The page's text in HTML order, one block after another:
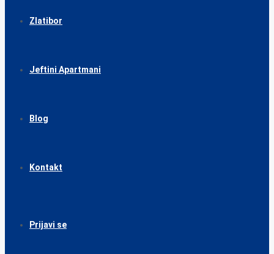
Zlatibor
Jeftini Apartmani
Blog
Kontakt
Prijavi se